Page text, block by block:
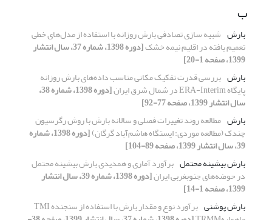
ب
بارش شبیه سازی تصادفی بارش روزانه با استفاده از مدل‌های خطی
تعمیم یافته در اقلیم نیمه خشک [دوره 1398، شماره 37، سال انتشار
1399، صفحه 1-20]
بارش بررسی قدرت تفکیک مکانی مناسب داده‌های بارش روزانه
پایگاه ERA-Interim در شمال شرق ایران [دوره 1398، شماره 38،
سال انتشار 1399، صفحه 77-92]
بارش مطالعه روند تغییرات فصلی و سالانه بارش با روش رگرسیون
چندک (مطالعه موردی: ایستگاه هاشم‌آباد گرگان) [دوره 1398، شماره
39، سال انتشار 1399، صفحه 89-104]
بارش بیشینه محتمل برآورد آماری و همدیدی بارش بیشینه محتمل
در حوضه‌های جنوبغربی ایران [دوره 1398، شماره 39، سال انتشار
1399، صفحه 1-14]
بارش پوشنی
برآورد نوع و مقدار بارش با استفاده از سنجنده TMI